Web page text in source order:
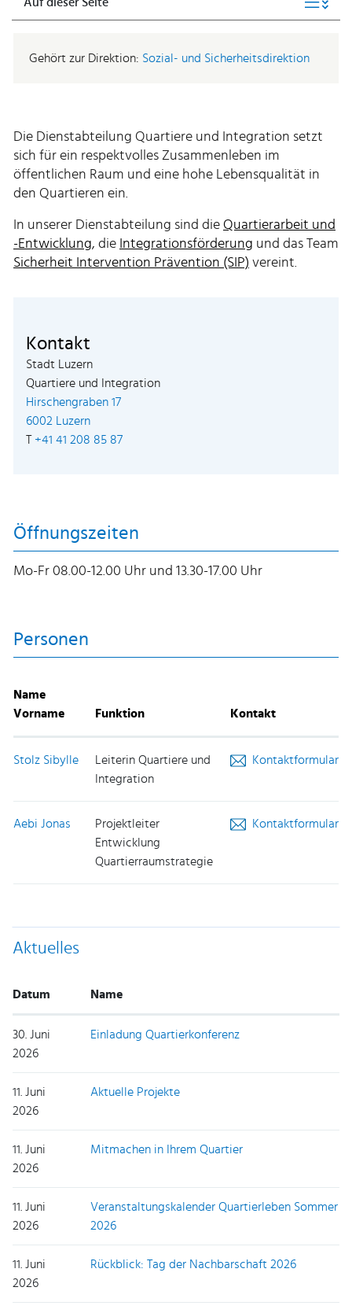
Gehört zur Direktion: Sozial- und Sicherheitsdirektion
Die Dienstabteilung Quartiere und Integration setzt
sich für ein respektvolles Zusammenleben im
öffentlichen Raum und eine hohe Lebensqualität in
den Quartieren ein.
In unserer Dienstabteilung sind die Quartierarbeit und
-Entwicklung, die Integrationsförderung und das Team
Sicherheit Intervention Prävention (SIP) vereint.
Kontakt
Stadt Luzern
Quartiere und Integration
Hirschengraben 17
6002 LuzernExterner Link wird in einem neuen Fenster
T +41 41 208 85 87
Öffnungszeiten
Mo-Fr 08.00-12.00 Uhr und 13.30-17.00 Uhr
Personen
Name
Vorname
Funktion Kontakt
Stolz Sibylle
Leiterin Quartiere und
Integration
Kontaktformular
Aebi Jonas
Projektleiter
Entwicklung
Quartierraumstrategie
Kontaktformular
Aktuelles
Datum Name
30. Juni
2026
Einladung Quartierkonferenz
11. Juni
2026
Aktuelle Projekte
11. Juni
2026
Mitmachen in Ihrem Quartier
11. Juni
2026
Veranstaltungskalender Quartierleben Sommer
2026
11. Juni
2026
Rückblick: Tag der Nachbarschaft 2026